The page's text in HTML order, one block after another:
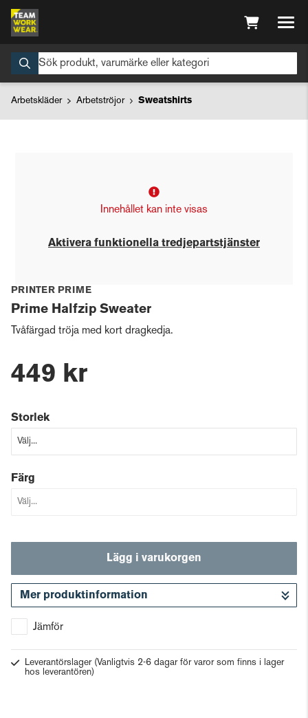
Arbetskläder Arbetströjor Sweatshirts
Innehållet kan inte visas
Aktivera funktionella tredjepartstjänster
PRINTER PRIME
Prime Halfzip Sweater
Tvåfärgad tröja med kort dragkedja.
449 kr
Storlek
Färg
Lägg i varukorgen
Mer produktinformation
Jämför
Leverantörslager (Vanligtvis 2-6 dagar för varor som finns i lager
hos leverantören)